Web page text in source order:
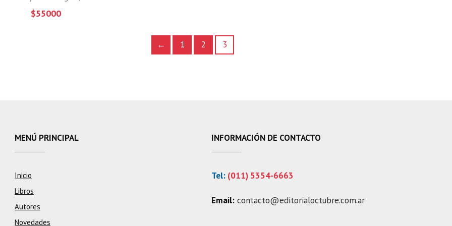
$55000
← 1 2 3
MENÚ PRINCIPAL
Inicio
Libros
Autores
Novedades
INFORMACIÓN DE CONTACTO
Tel: (011) 5354-6663
Email: contacto@editorialoctubre.com.ar